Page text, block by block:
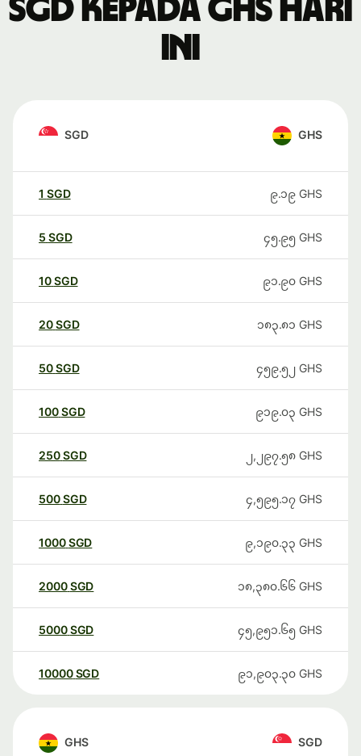
SGD kepada GHS hari
ini
SGD GHS
1 SGD ၉.၁၉ GHS
5 SGD ၄၅.၉၅ GHS
10SGD ၉၁.၉၀ GHS
20SGD ၁၈၃.၈၁ GHS
50SGD ၄၅၉.၅၂ GHS
100SGD ၉၁၉.၀၃ GHS
250SGD ၂,၂၉၇.၅၈ GHS
500SGD ၄,၅၉၅.၁၇ GHS
1000SGD ၉,၁၉၀.၃၃ GHS
2000SGD ၁၈,၃၈၀.၆၆ GHS
5000SGD ၄၅,၉၅၁.၆၅ GHS
10000 SGD ၉၁,၉၀၃.၃၀ GHS
GHS SGD